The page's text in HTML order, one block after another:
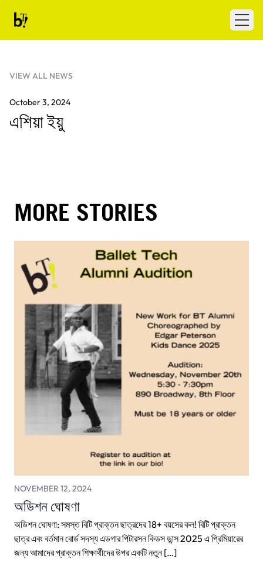
Ballet Tech
VIEW ALL NEWS
October 3, 2024
এশিয়া ইয়ু
MORE STORIES
NOVEMBER 12, 2024
অডিশন ঘোষণা
অডিশন ঘোষণা: সমস্ত বিটি প্রাক্তন ছাত্রদের 18+ বয়সের কল! বিটি প্রাক্তন
ছাত্র এবং বর্তমান বোর্ড সদস্য এডগার পিটারসন কিডস ডান্স 2025 এ প্রিমিয়ারের
জন্য আমাদের প্রাক্তন শিক্ষার্থীদের উপর একটি নতুন […]